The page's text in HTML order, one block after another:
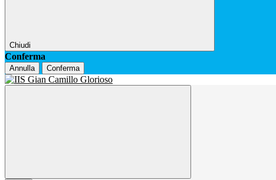
Chiudi
Conferma
Annulla Conferma